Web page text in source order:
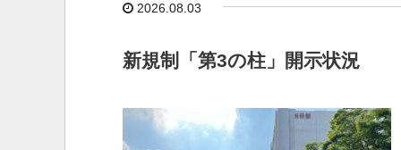
2026.08.03
新規制「第3の柱」開示状況